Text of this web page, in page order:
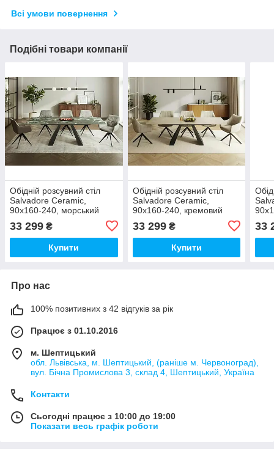
Всі умови повернення
Подібні товари компанії
Обідній розсувний стіл
Salvadore Ceramic,
90x160-240, морський
33 299 ₴
Купити
Обідній розсувний стіл
Salvadore Ceramic,
90x160-240, кремовий
33 299₴
Купити
33
Про нас
100% позитивних з 42 відгуків за рік
Працює з 01.10.2016
м. Шептицький
обл. Львівська, м. Шептицький, (раніше м. Червоноград),
вул. Бічна Промислова 3, склад 4, Шептицький, Україна
Контакти
Сьогодні працює з 10:00 до 19:00
Показати весь графік роботи